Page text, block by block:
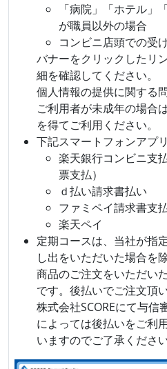
「病院」「ホテル」
が職員以外の場合
コンビニ店頭での受
バナーをクリックしたリ
細を確認してください。
個人情報の提供に関する
ご利用者が未成年の場合
を得てご利用ください。
下記スマートフォンアプ
楽天銀行コンビニ支
票支払）
ｄ払い請求書払い
ファミペイ請求書支
楽天ペイ
定期コースは、当社が指
し出をいただいた場合を
商品のご注文をいただい
です。後払いでご注文頂
株式会社SCOREにて与
によっては後払いをご利
いますのでご了承ください